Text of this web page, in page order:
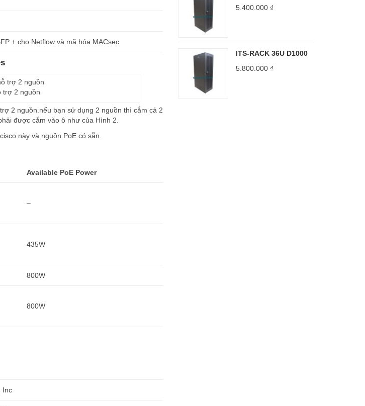
+ cho Netflow và mã hóa MACsec
trợ 2 nguồn
2 nguồn.nếu bạn sử dụng 2 nguồn thì cắm cả 2
được cắm vào ô như của Hình 2.
này và nguồn PoE có sẵn.
Available PoE Power
–
435W
800W
800W
Inc
5.400.000 ₫
ITS-RACK 36U D1000
5.800.000 ₫